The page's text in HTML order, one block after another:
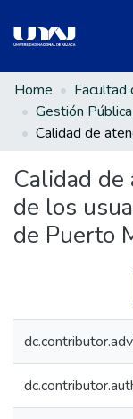
Communities &
All of DSpace
Statistics
Home
Calidad de
de los
de Puerto